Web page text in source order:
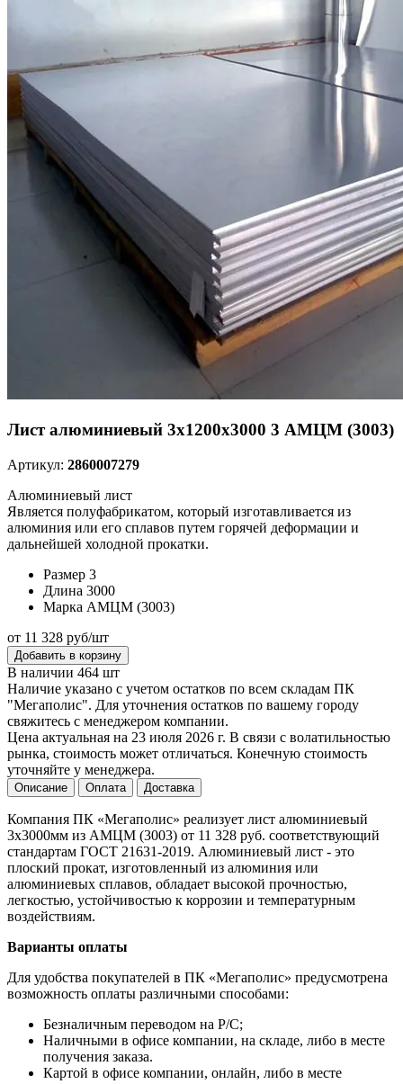
Лист алюминиевый 3х1200х3000 3 АМЦМ (3003)
Артикул: 2860007279
Алюминиевый лист
Является полуфабрикатом, который изготавливается из
алюминия или его сплавов путем горячей деформации и
дальнейшей холодной прокатки.
Размер 3
Длина 3000
Марка АМЦМ (3003)
от 11 328 руб/шт
Добавить в корзину
В наличии 464 шт
Наличие указано с учетом остатков по всем складам ПК
"Мегаполис". Для уточнения остатков по вашему городу
свяжитесь с менеджером компании.
Цена актуальная на 23 июля 2026 г. В связи с волатильностью
рынка, стоимость может отличаться. Конечную стоимость
уточняйте у менеджера.
Описание Оплата Доставка
Компания ПК «Мегаполис» реализует лист алюминиевый
3х3000мм из АМЦМ (3003) от 11 328 руб. соответствующий
стандартам ГОСТ 21631-2019. Алюминиевый лист - это
плоский прокат, изготовленный из алюминия или
алюминиевых сплавов, обладает высокой прочностью,
легкостью, устойчивостью к коррозии и температурным
воздействиям.
Варианты оплаты
Для удобства покупателей в ПК «Мегаполис» предусмотрена
возможность оплаты различными способами:
Безналичным переводом на Р/С;
Наличными в офисе компании, на складе, либо в месте
получения заказа.
Картой в офисе компании, онлайн, либо в месте